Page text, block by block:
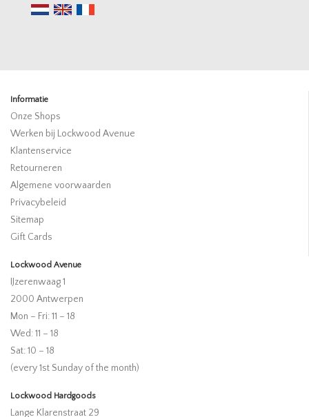
Informatie
Onze Shops
Werken bij Lockwood Avenue
Klantenservice
Retourneren
Algemene voorwaarden
Privacybeleid
Sitemap
Gift Cards
Lockwood Avenue
IJzerenwaag 1
2000 Antwerpen
Mon – Fri: 11 – 18
Wed: 11 – 18
Sat: 10 – 18
(every 1st Sunday of the month)
Lockwood Hardgoods
Lange Klarenstraat 29